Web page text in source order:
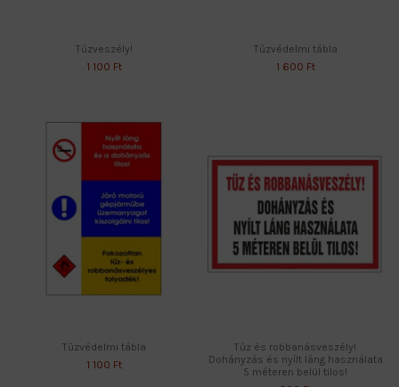
Tűzveszély!
1 100 Ft
Tűzvédelmi tábla
1 600 Ft
Tűzvédelmi tábla
1 100 Ft
Tűz és robbanásveszély!
Dohányzás és nyílt láng használata
5 méteren belül tilos!